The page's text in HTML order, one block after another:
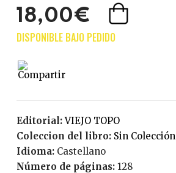
18,00€
Editorial: VIEJO TOPO
Coleccion del libro:
Sin Colección
Idioma:
Castellano
Número de páginas: 128